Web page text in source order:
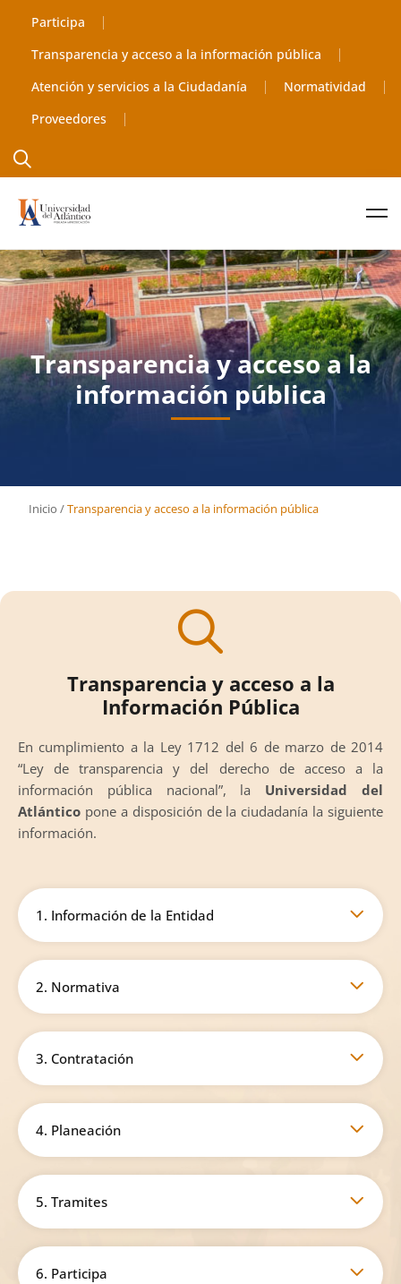
Participa
Transparencia y acceso a la información pública
Atención y servicios a la Ciudadanía
Normatividad
Proveedores
Transparencia y acceso a la
información pública
Inicio /Transparencia y acceso a la información pública
Transparencia y acceso a la
Información Pública
En cumplimiento a la Ley 1712 del 6 de marzo de 2014
“Ley de transparencia y del derecho de acceso a la
información pública nacional”, la Universidad del
Atlántico pone a disposición de la ciudadanía la siguiente
información.
1. Información de la Entidad
2. Normativa
3. Contratación
4. Planeación
5. Tramites
6. Participa